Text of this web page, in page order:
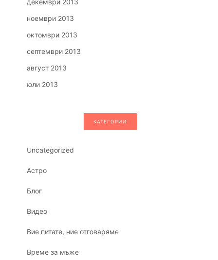
декември 2013
ноември 2013
октомври 2013
септември 2013
август 2013
юли 2013
КАТЕГОРИИ
Uncategorized
Астро
Блог
Видео
Вие питате, ние отговаряме
Време за мъже